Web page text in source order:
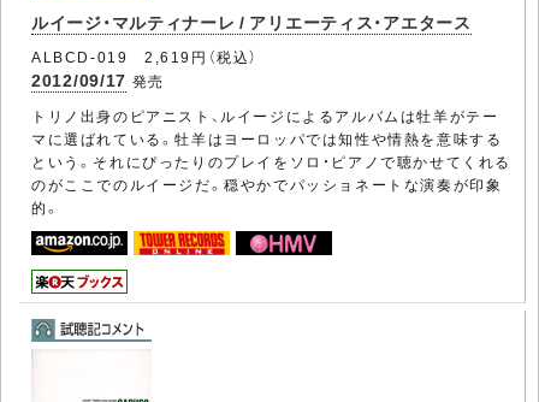
ルイージ・マルティナーレ / アリエーティス・アエタース
ALBCD-019 2,619円（税込）
2012/09/17 発売
トリノ出身のピアニスト、ルイージによるアルバムは牡羊がテー
マに選ばれている。牡羊はヨーロッパでは知性や情熱を意味する
という。それにぴったりのプレイをソロ・ピアノで聴かせてくれる
のがここでのルイージだ。穏やかでパッショネートな演奏が印象
的。